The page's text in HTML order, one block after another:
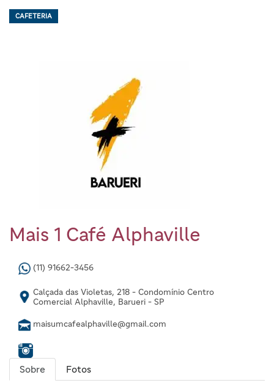
CAFETERIA
Mais 1 Café Alphaville
(11) 91662-3456
Calçada das Violetas, 218 - Condomínio Centro
Comercial Alphaville, Barueri - SP
maisumcafealphaville@gmail.com
Sobre Fotos